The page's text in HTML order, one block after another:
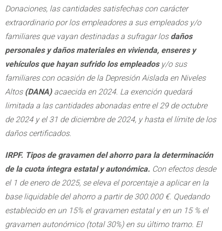
Donaciones, las cantidades satisfechas con carácter
extraordinario por los empleadores a sus empleados y/o
familiares que vayan destinadas a sufragar los daños
personales y daños materiales en vivienda, enseres y
vehículos que hayan sufrido los empleadosy/o sus
familiares con ocasión de la Depresión Aislada en Niveles
Altos (DANA)acaecida en 2024. La exención quedará
limitada a las cantidades abonadas entre el 29 de octubre
de 2024 y el 31 de diciembre de 2024, y hasta el límite de los
daños certificados.
IRPF. Tipos de gravamen del ahorro para la determinación
de la cuota íntegra estatal y autonómica. Con efectos desde
el 1 de enero de 2025, se eleva el porcentaje a aplicar en la
base liquidable del ahorro a partir de 300.000 €. Quedando
establecido en un 15% el gravamen estatal y en un 15 % el
gravamen autonómico (total 30%) en su último tramo. El